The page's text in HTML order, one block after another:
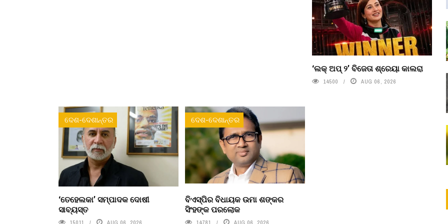
‘ଲକ୍ ଅପ୍ ୨’ ବିଜେତା ଶ୍ରେୟା କାଲରା
14500 AUG 06, 2026
ଦେଶ-ଦେଶାନ୍ତର
‘ତେହେଲକା’ ସମ୍ପାଦକ ଦୋଷୀ
ସାବ୍ୟସ୍ତ
ଦେଶ-ଦେଶାନ୍ତର
ବିଏସ୍‌ପିର ବିଧାୟକ ଉମା ଶଙ୍କର
ସିଂହଙ୍କ ପରଲୋକ